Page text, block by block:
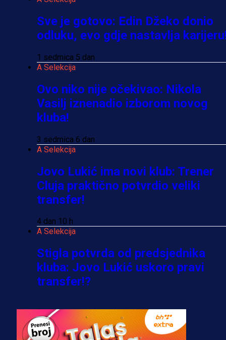
Sve je gotovo: Edin Džeko donio
odluku, evo gdje nastavlja
1 sedmica 5 dan
A Selekcija
Ovo niko nije očekivao: Nikola
Vasilj iznenadio izborom novog
kluba!
3 sedmica 6 dan
A Selekcija
Jovo Lukić ima novi klub: Trener
Cluja praktično potvrdio veliki
transfer!
4 dan 10 h
A Selekcija
Stigla potvrda od predsjednika
kluba: Jovo Lukić uskoro pravi
transfer!?
A Selekcija
Zmajevi dobili veliko pojačanje: